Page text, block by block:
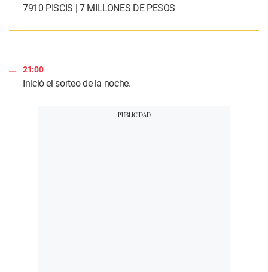
7910 PISCIS | 7 MILLONES DE PESOS
21:00
Inició el sorteo de la noche.